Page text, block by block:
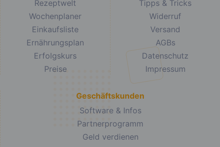
Rezeptwelt
Wochenplaner
Einkaufsliste
Ernährungsplan
Erfolgskurs
Preise
Tipps & Tricks
Widerruf
Versand
AGBs
Datenschutz
Impressum
Geschäftskunden
Software & Infos
Partnerprogramm
Geld verdienen